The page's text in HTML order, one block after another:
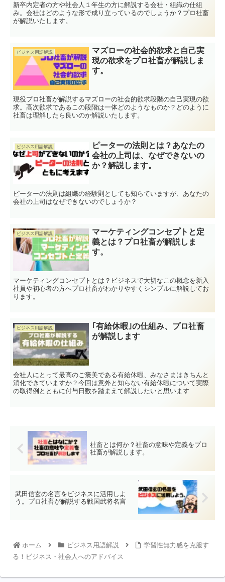
新卒内定者の方や社会人１年生の方に解説する会社・組織の仕組
み。会社はどのような形で成り立っているのでしょうか？プロ社畜
が解説いたします。
ビジネス用語解説
マズローの社会的欲求と自己実
現の欲求をプロ社畜が解説しま
す。
現役プロ社畜が解説するマズローの社会的欲求段階の自己実現の欲
求。高次欲求であるこの段階は一体どのようなものか？どのように
社畜は理解したら良いのか解説いたします。
ビジネス用語解説
ピーターの法則とは？あなたの
会社の上司は、なぜできないの
か？解説します。
ピーターの法則は組織の経験則としても知らていますが、あなたの
会社の上司はなぜできないのでしょうか？
ビジネス用語解説
マーケティングコンセプトと定
義とは？プロ社畜が解説しま
す。
マーケティングコンセプトとは？ビジネスで大切なこの概念を新入
社員や初心者の方へプロ社畜がわかりやすくシンプルに解説してお
ります。
ビジネス用語解説
｢有給休暇｣の仕組み、プロ社畜
が解説します
会社人にとって最高のご褒美である有給休暇、みなさまはきちんと
消化できていますか？今回は意外と知らない有給休暇について実際
の取得例とともに付与日数を踏まえて解説したいと思います
社畜とは何か？社畜の意味や定義をプロ
社畜が解説します。
武田信玄の名言をビジネスに活用しよ
う。プロ社畜が解説する戦国武将名言
ホーム ビジネス用語解説
学習性無力感を克服す
る！ビジネス・社会人へのアドバイス